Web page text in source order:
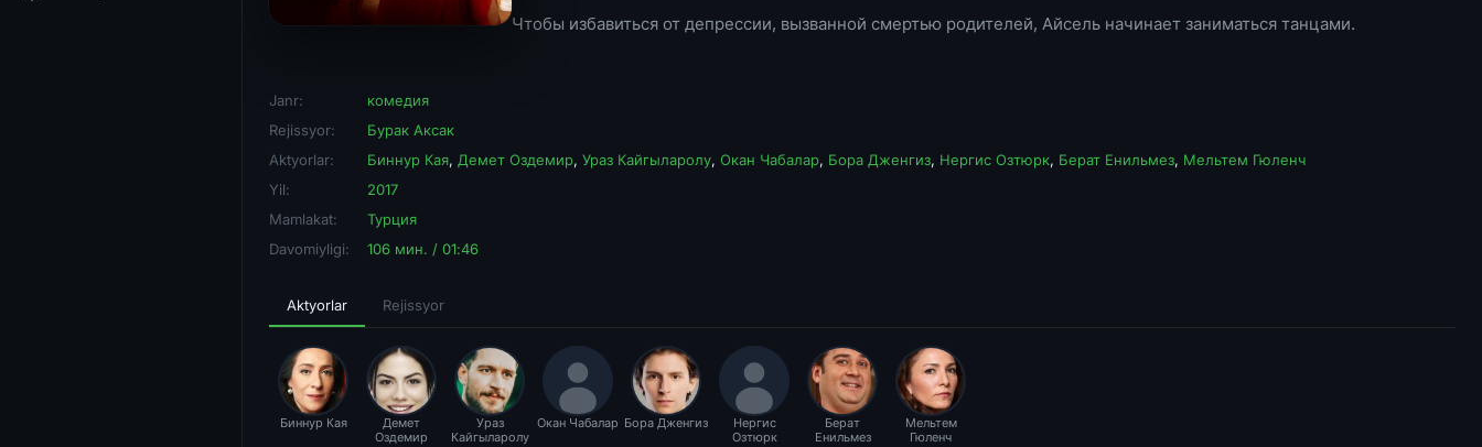
Чтобы избавиться от депрессии, вызванной смертью родителей, Айсель начинает заниматься танцами.
Janr:
комедия
Rejissyor:
Бурак Аксак
Aktyorlar:
Биннур Кая, Демет Оздемир, Ураз Кайгыларолу, Окан Чабалар, Бора Дженгиз, Нергис Озтюрк, Берат Енильмез, Мельтем Гюленч
Yil:
2017
Mamlakat:
Турция
Davomiyligi:
106 мин. / 01:46
Aktyorlar Rejissyor
Биннур Кая
Демет
Оздемир
Ураз
Кайгыларолу
Окан Чабалар Бора Дженгиз
Нергис
Озтюрк
Берат
Енильмез
Мельтем
Гюленч